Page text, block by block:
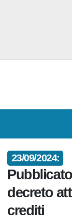
23/09/2024:
il
patente a